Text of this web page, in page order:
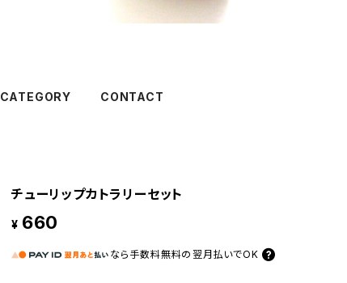
CATEGORY CONTACT
チューリップカトラリーセット
¥ 660
なら 手数料無料の 翌月払いでOK